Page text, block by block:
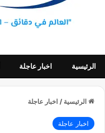
الرئيسية اخبار عاجلة
الرئيسية / اخبار عاجلة
اخبار عاجلة